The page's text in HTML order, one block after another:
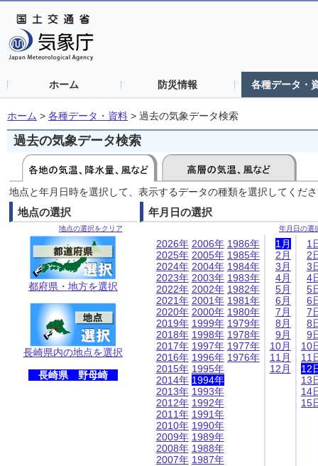
ホーム 防災情報 各種データ・
ホーム > 各種データ・資料 > 過去の気象データ検索
過去の気象データ検索
地点と年月日時を選択して、表示するデータの種類を選択してくだ
地点の選択
地点の選択をクリア
都府県・地方を選択
長崎県内の地点を選択
長崎県 野母崎
年月日の選択
年月日の選
2026年
2025年
2024年
2023年
2022年
2021年
2020年
2019年
2018年
2017年
2016年
2015年
2014年
2013年
2012年
2011年
2010年
2009年
2008年
2007年
2006年
2005年
2004年
2003年
2002年
2001年
2000年
1999年
1998年
1997年
1996年
1995年
1994年
1993年
1992年
1991年
1990年
1989年
1988年
1987年
1986年
1985年
1984年
1983年
1982年
1981年
1980年
1979年
1978年
1977年
1976年
1月
2月
3月
4月
5月
6月
7月
8月
9月
10月
11月
12月
1
2
3
4
5
6
7
8
9
10
11
12
13
14
15